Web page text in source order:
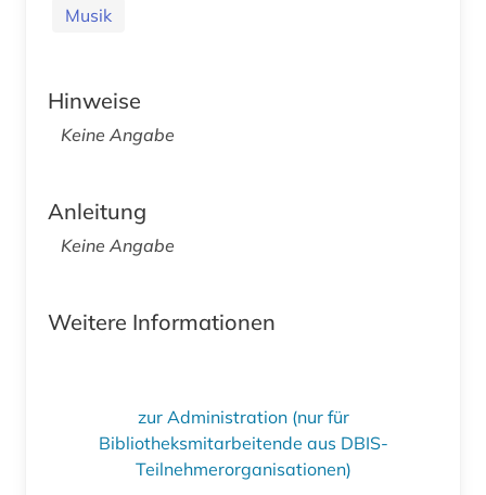
Musik
Hinweise
Keine Angabe
Anleitung
Keine Angabe
Weitere Informationen
zur Administration (nur für
Bibliotheksmitarbeitende aus DBIS-
Teilnehmerorganisationen)